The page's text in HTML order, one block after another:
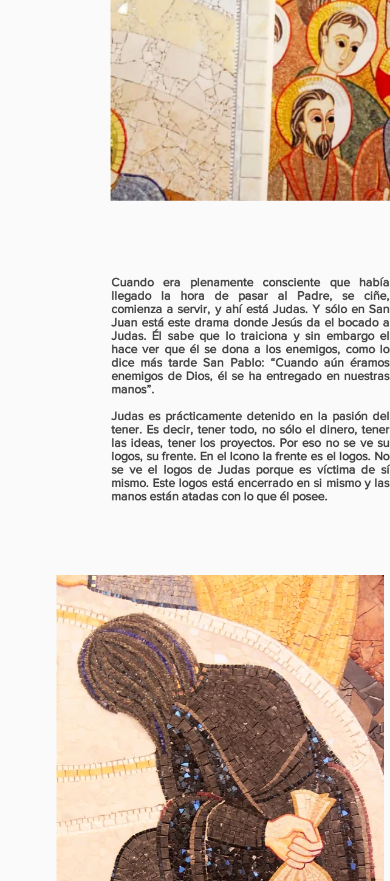
Cuando era plenamente consciente que había
llegado la hora de pasar al Padre, se ciñe,
comienza a servir, y ahí está Judas. Y sólo en San
Juan está este drama donde Jesús da el bocado a
Judas. Él sabe que lo traiciona y sin embargo el
hace ver que él se dona a los enemigos, como lo
dice más tarde San Pablo: “Cuando aún éramos
enemigos de Dios, él se ha entregado en nuestras
manos”.
Judas es prácticamente detenido en la pasión del
tener. Es decir, tener todo, no sólo el dinero, tener
las ideas, tener los proyectos. Por eso no se ve su
logos, su frente. En el Icono la frente es el logos. No
se ve el logos de Judas porque es víctima de sí
mismo. Este logos está encerrado en si mismo y las
manos están atadas con lo que él posee.